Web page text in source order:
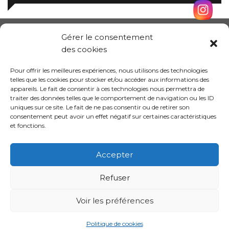
Gérer le consentement
des cookies
Pour offrir les meilleures expériences, nous utilisons des technologies
telles que les cookies pour stocker et/ou accéder aux informations des
appareils. Le fait de consentir à ces technologies nous permettra de
traiter des données telles que le comportement de navigation ou les ID
uniques sur ce site. Le fait de ne pas consentir ou de retirer son
consentement peut avoir un effet négatif sur certaines caractéristiques
et fonctions.
Accepter
Refuser
Voir les préférences
Politique de cookies
Conception site :Kalankaa
Mentions